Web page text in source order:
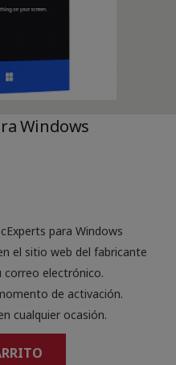
Windows
para Windows
el sitio web del fabricante
correo electrónico.
de activación.
cualquier ocasión.